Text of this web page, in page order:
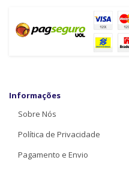
Informações
Sobre Nós
Política de Privacidade
Pagamento e Envio